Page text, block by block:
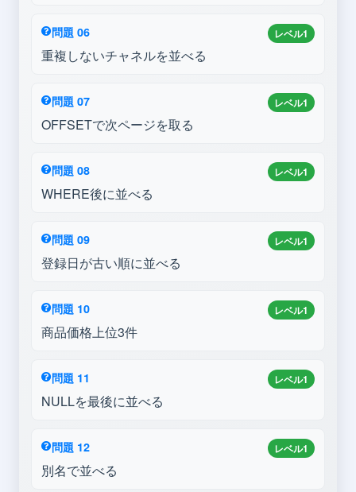
レベル1
問題 06
重複しないチャネルを並べる
レベル1
問題 07
OFFSETで次ページを取る
レベル1
問題 08
WHERE後に並べる
レベル1
問題 09
登録日が古い順に並べる
レベル1
問題 10
商品価格上位3件
レベル1
問題 11
NULLを最後に並べる
レベル1
問題 12
別名で並べる